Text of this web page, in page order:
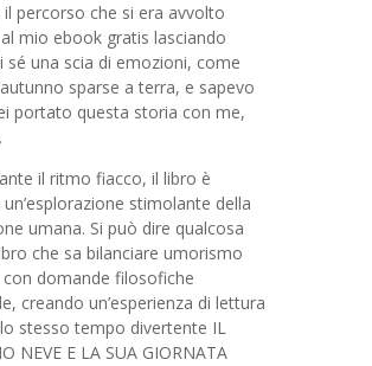
il percorso che si era avvolto
mio ebook gratis lasciando
sé una scia di emozioni, come
sparse a terra, e sapevo
portato questa storia con me,
il ritmo fiacco, il libro è
stimolante della
umana. Si può dire qualcosa
che sa bilanciare umorismo
domande filosofiche
creando un’esperienza di lettura
stesso tempo divertente IL
NEVE E LA SUA GIORNATA